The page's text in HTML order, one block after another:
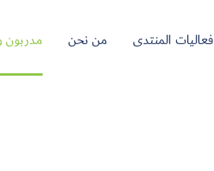
فعاليات المنتدى من نحن مدربون